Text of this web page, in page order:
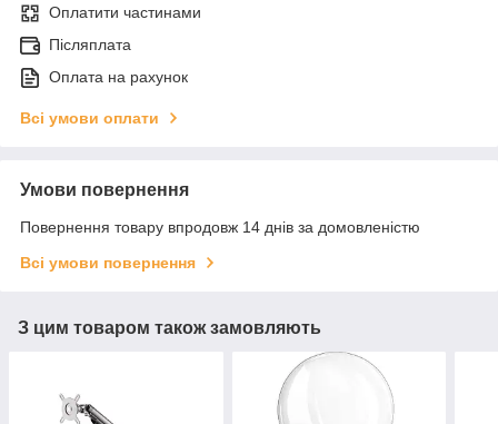
Оплатити частинами
Післяплата
Оплата на рахунок
Всі умови оплати
Умови повернення
Повернення товару впродовж 14 днів за домовленістю
Всі умови повернення
З цим товаром також замовляють